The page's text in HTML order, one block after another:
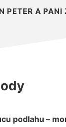
PETER A
podlahu –